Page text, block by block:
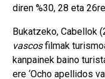
diren %30, 28 eta
Bukatzeko, Cabellok
vascosfilmak
kanpainek baino
ere ‘Ocho apellidos